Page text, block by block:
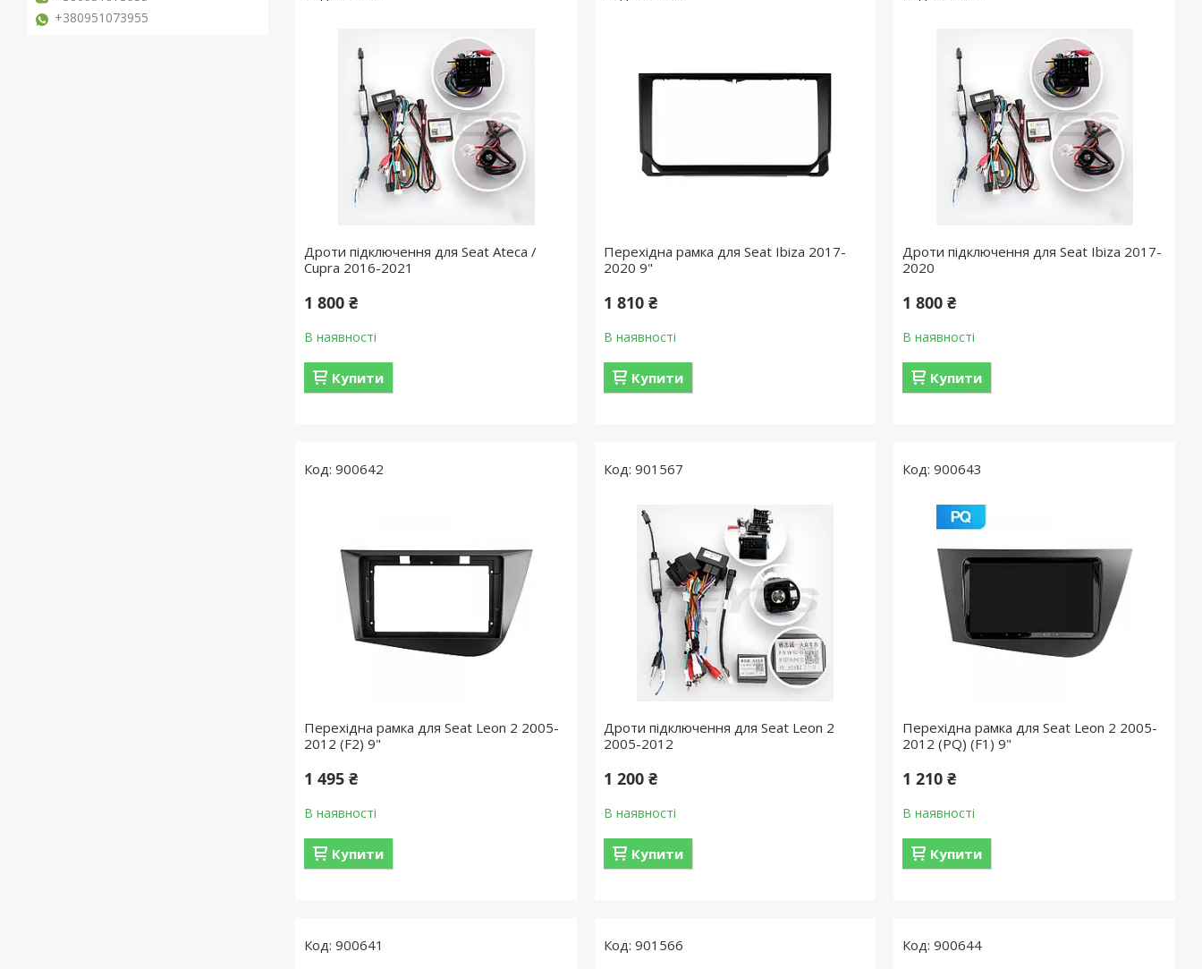
Дроти підключення для Seat Ateca /
Cupra 2016-2021
1 800 ₴
В наявності
Купити
Перехідна рамка для Seat Ibiza 2017-
2020 9"
1 810 ₴
В наявності
Купити
Дроти підключення для Seat Ibiza 2017-
2020
1 800 ₴
В наявності
Купити
900642
Перехідна рамка для Seat Leon 2 2005-
2012 (F2) 9"
1 495 ₴
В наявності
Купити
901567
Дроти підключення для Seat Leon 2
2005-2012
1 200 ₴
В наявності
Купити
900643
Перехідна рамка для Seat Leon 2 2005-
2012 (PQ) (F1) 9"
1 210 ₴
В наявності
Купити
900641 901566 900644
+380951073955